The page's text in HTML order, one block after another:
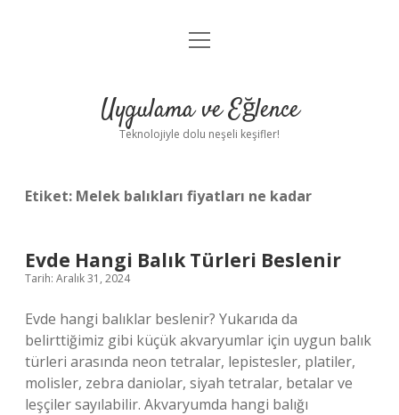
Anasayfa
Yasal Uyarı
menüyü
Uygulama ve Eğlence
Teknolojiyle dolu neşeli keşifler!
Etiket: Melek balıkları fiyatları ne kadar
Evde Hangi Balık Türleri Beslenir
Tarih: Aralık 31, 2024
Evde hangi balıklar beslenir? Yukarıda da
belirttiğimiz gibi küçük akvaryumlar için uygun balık
türleri arasında neon tetralar, lepistesler, platiler,
molisler, zebra daniolar, siyah tetralar, betalar ve
leşçiler sayılabilir. Akvaryumda hangi balığı